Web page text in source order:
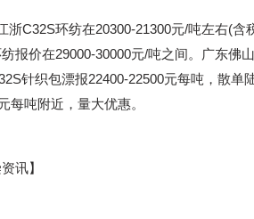
C32S环纺在20300-21300元/吨左右(含
报价在29000-30000元/吨之间。广东佛
针织包漂报22400-22500元每吨，散
每吨附近，量大优惠。
讯】